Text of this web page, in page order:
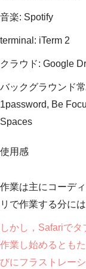
音楽: Spotify
terminal: iTerm 2
クラウド: Google
バックグラウンド
1password, Be
Spaces
使用感
作業は主にコーデ
リで作業する分に
しかし，Safariで
作業し始めるとも
びにフラストレー